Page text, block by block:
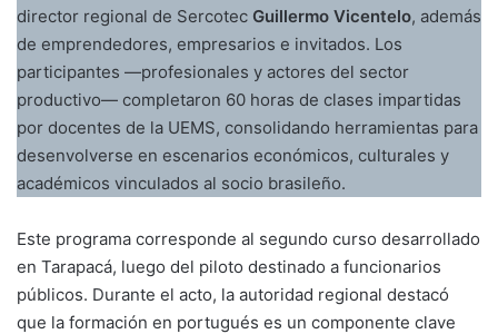
director regional de Sercotec Guillermo Vicentelo, además
de emprendedores, empresarios e invitados. Los
participantes —profesionales y actores del sector
productivo— completaron 60 horas de clases impartidas
por docentes de la UEMS, consolidando herramientas para
desenvolverse en escenarios económicos, culturales y
académicos vinculados al socio brasileño.
Este programa corresponde al segundo curso desarrollado
en Tarapacá, luego del piloto destinado a funcionarios
públicos. Durante el acto, la autoridad regional destacó
que la formación en portugués es un componente clave